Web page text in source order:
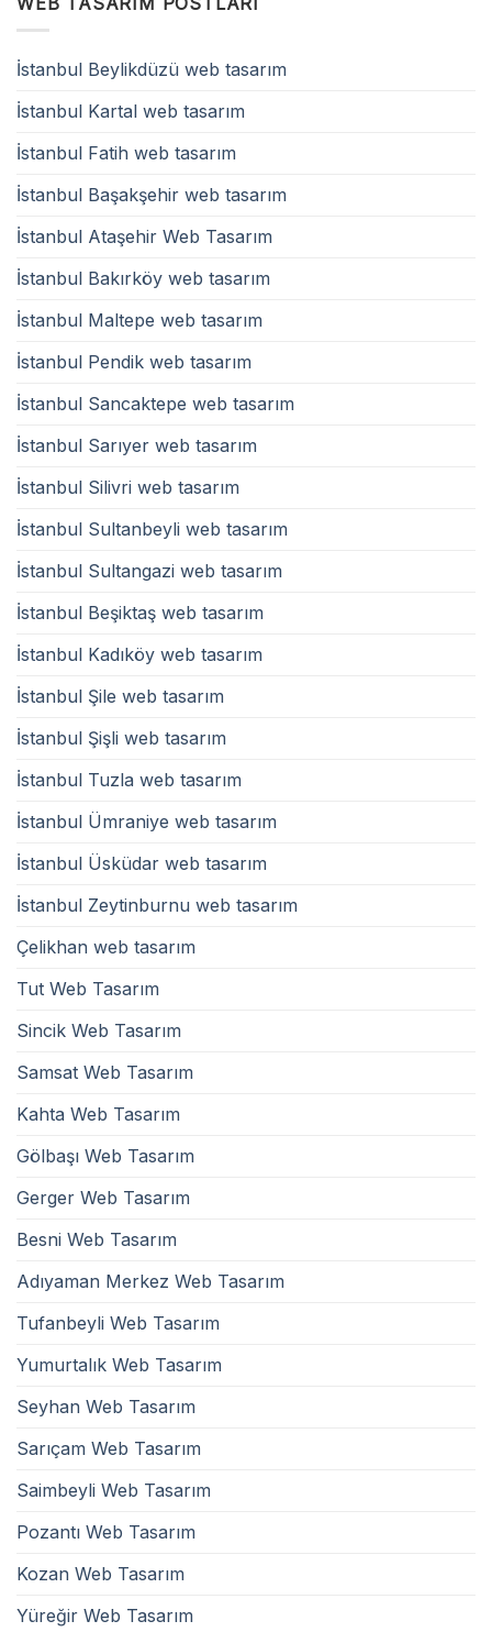
İstanbul Beylikdüzü web tasarım
İstanbul Kartal web tasarım
İstanbul Fatih web tasarım
İstanbul Başakşehir web tasarım
İstanbul Ataşehir Web Tasarım
İstanbul Bakırköy web tasarım
İstanbul Maltepe web tasarım
İstanbul Pendik web tasarım
İstanbul Sancaktepe web tasarım
İstanbul Sarıyer web tasarım
İstanbul Silivri web tasarım
İstanbul Sultanbeyli web tasarım
İstanbul Sultangazi web tasarım
İstanbul Beşiktaş web tasarım
İstanbul Kadıköy web tasarım
İstanbul Şile web tasarım
İstanbul Şişli web tasarım
İstanbul Tuzla web tasarım
İstanbul Ümraniye web tasarım
İstanbul Üsküdar web tasarım
İstanbul Zeytinburnu web tasarım
Çelikhan web tasarım
Tut Web Tasarım
Sincik Web Tasarım
Samsat Web Tasarım
Kahta Web Tasarım
Gölbaşı Web Tasarım
Gerger Web Tasarım
Besni Web Tasarım
Adıyaman Merkez Web Tasarım
Tufanbeyli Web Tasarım
Yumurtalık Web Tasarım
Seyhan Web Tasarım
Sarıçam Web Tasarım
Saimbeyli Web Tasarım
Pozantı Web Tasarım
Kozan Web Tasarım
Yüreğir Web Tasarım